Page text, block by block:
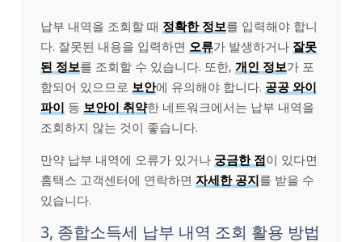
납부 내역을 조회할 때 정확한 정보를 입력해야 합니
다. 잘못된 내용을 입력하면 오류가 발생하거나 잘못
된 정보를 조회할 수 있습니다. 또한, 개인 정보가 포
함되어 있으므로 보안에 유의해야 합니다. 공공 와이
파이 등 보안이 취약한 네트워크에서는 납부 내역을
조회하지 않는 것이 좋습니다.
만약 납부 내역에 오류가 있거나 궁금한 점이 있다면
홈택스 고객센터에 연락하면 자세한 공지를 받을 수
있습니다.
3, 종합소득세 납부 내역 조회 활용 방법